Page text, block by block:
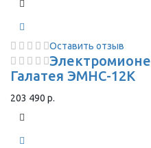
Оставить отзыв
Галатея ЭМНС-12К
203 490 р.